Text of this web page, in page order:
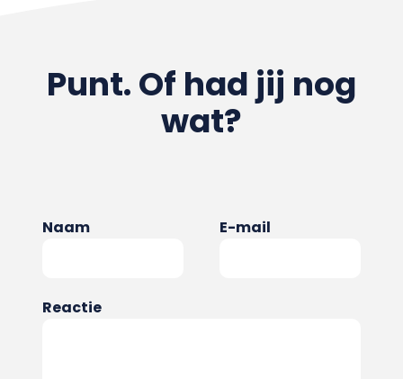
Punt. Of had jij nog
wat?
Naam E-mail
Reactie